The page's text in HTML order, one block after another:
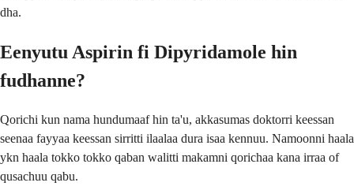
dha.
Eenyutu Aspirin fi Dipyridamole hin
fudhanne?
Qorichi kun nama hundumaaf hin ta'u, akkasumas doktorri keessan
seenaa fayyaa keessan sirritti ilaalaa dura isaa kennuu. Namoonni haala
ykn haala tokko tokko qaban walitti makamni qorichaa kana irraa of
qusachuu qabu.